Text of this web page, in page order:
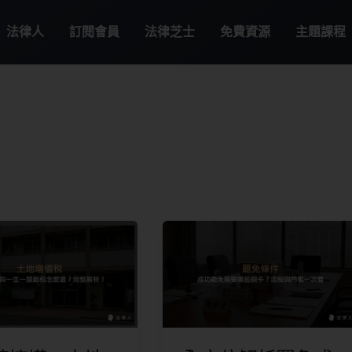
法律人 訂閱會員 法律芝士 免費資源 主題課程